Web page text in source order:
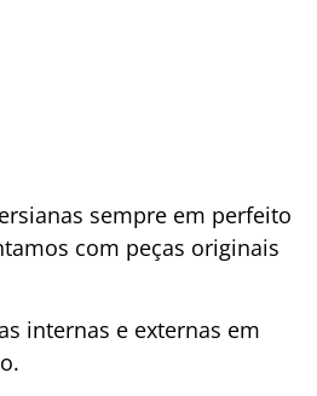
sempre em perfeito
com peças originais
internas e externas em